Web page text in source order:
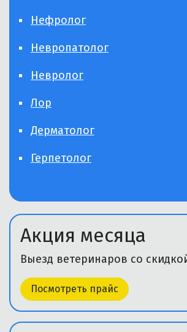
Нефролог
Невропатолог
Невролог
Лор
Дерматолог
Герпетолог
Акция месяца
Выезд ветеринаров со
Посмотреть прайс